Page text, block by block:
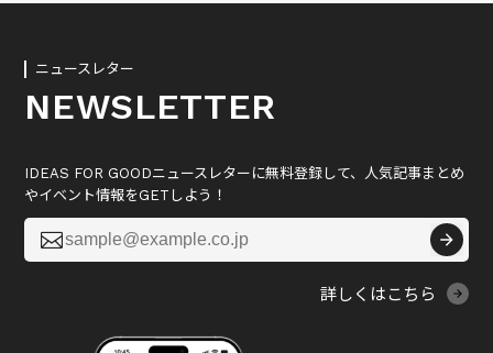
ニュースレター
NEWSLETTER
IDEAS FOR GOODニュースレターに無料登録して、人気記事まとめ
やイベント情報をGETしよう！

詳しくはこちら